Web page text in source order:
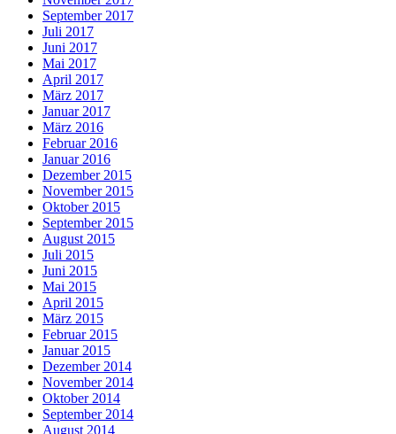
September 2017
Juli 2017
Juni 2017
Mai 2017
April 2017
März 2017
Januar 2017
März 2016
Februar 2016
Januar 2016
Dezember 2015
November 2015
Oktober 2015
September 2015
August 2015
Juli 2015
Juni 2015
Mai 2015
April 2015
März 2015
Februar 2015
Januar 2015
Dezember 2014
November 2014
Oktober 2014
September 2014
August 2014